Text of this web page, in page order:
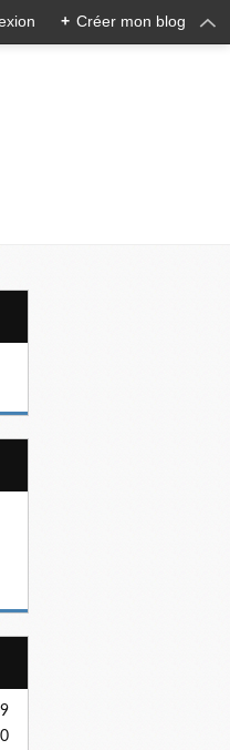
+ Créer mon blog